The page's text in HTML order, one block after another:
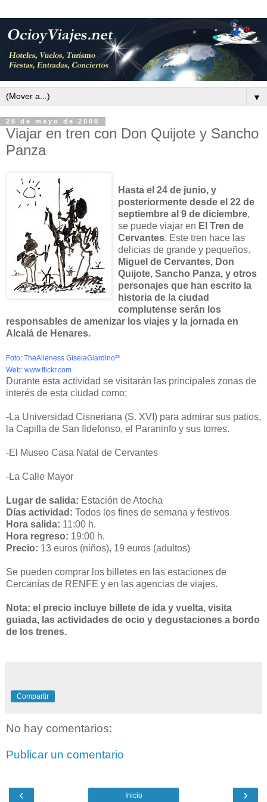
▼
28 de mayo de 2008
Viajar en tren con Don Quijote y Sancho
Panza
Hasta el 24 de junio, y
posteriormente desde el 22 de
septiembre al 9 de diciembre,
se puede viajar en El Tren de
Cervantes. Este tren hace las
delicias de grande y pequeños.
Miguel de Cervantes, Don
Quijote, Sancho Panza, y otros
personajes que han escrito la
historia de la ciudad
complutense serán los
responsables de amenizar los viajes y la jornada en
Alcalá de Henares.
Foto: TheAlieness GiselaGiardino²³
Web: www.flickr.com
Durante esta actividad se visitarán las principales zonas de
interés de esta ciudad como:
-La Universidad Cisneriana (S. XVI) para admirar sus patios,
la Capilla de San Ildefonso, el Paraninfo y sus torres.
-El Museo Casa Natal de Cervantes
-La Calle Mayor
Lugar de salida: Estación de Atocha
Días actividad: Todos los fines de semana y festivos
Hora salida: 11:00 h.
Hora regreso: 19:00 h.
Precio: 13 euros (niños), 19 euros (adultos)
Se pueden comprar los billetes en las estaciones de
Cercanías de RENFE y en las agencias de viajes.
Nota: el precio incluye billete de ida y vuelta, visita
guiada, las actividades de ocio y degustaciones a bordo
de los trenes.
Compartir
No hay comentarios:
Publicar un comentario
‹ ›
Inicio